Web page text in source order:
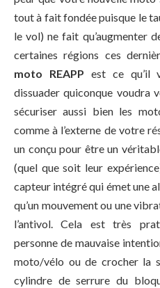
tout à fait fondée puisque le
le vol) ne fait qu’augmenter
certaines régions ces
moto REAPP est ce qu’il
dissuader quiconque voudra
sécuriser aussi bien les
comme à l’externe de votre
un conçu pour être un
(quel que soit leur
capteur intégré qui émet une
qu’un mouvement ou une
l’antivol. Cela est très
personne de mauvaise
moto/vélo ou de crocher la
cylindre de serrure du